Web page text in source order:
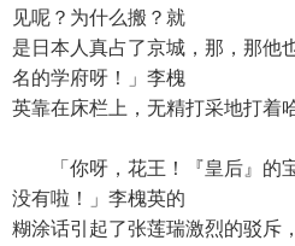
见呢？为什么搬？就
是日本人真占了京城，那，那他
名的学府呀！」李槐
英靠在床栏上，无精打采地打着
「你呀，花王！『皇后』的
没有啦！」李槐英的
糊涂话引起了张莲瑞激烈的驳斥